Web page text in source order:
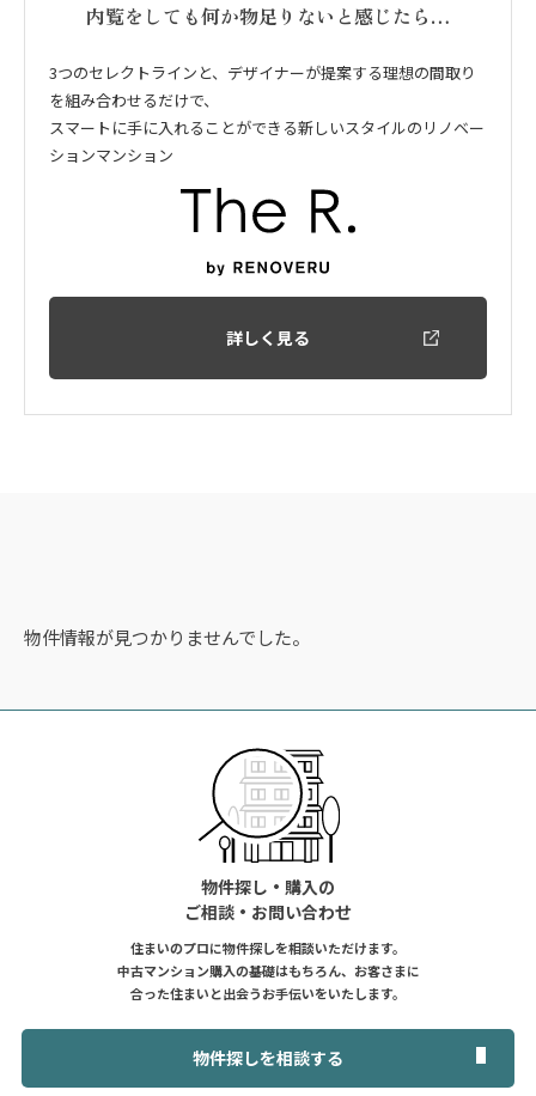
内覧をしても何か物足りないと感じたら…
3つのセレクトラインと、デザイナーが提案する理想の間取り
を組み合わせるだけで、
スマートに手に入れることができる新しいスタイルのリノベー
ションマンション
詳しく見る
物件情報が見つかりませんでした。
物件探し・購入の
ご相談・お問い合わせ
住まいのプロに物件探しを相談いただけます。
中古マンション購入の基礎はもちろん、お客さまに
合った住まいと出会うお手伝いをいたします。
物件探しを相談する